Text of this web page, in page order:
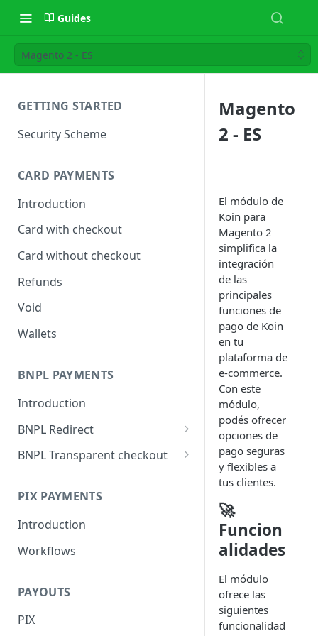
Guides
Magento 2 - ES
GETTING STARTED
Security Scheme
CARD PAYMENTS
Introduction
Card with checkout
Card without checkout
Refunds
Void
Wallets
BNPL PAYMENTS
Introduction
BNPL Redirect
Embedded integration
BNPL Transparent checkout
PIX PAYMENTS
Introduction
Workflows
PAYOUTS
PIX
Magento
2 - ES
El módulo de
Koin para
Magento 2
simplifica la
integración
de las
principales
funciones de
pago de Koin
en tu
plataforma de
e-commerce.
Con este
módulo,
podés ofrecer
opciones de
pago seguras
y flexibles a
tus clientes.
🚀
Funcion
alidades
El módulo
ofrece las
siguientes
funcionalidad